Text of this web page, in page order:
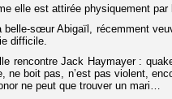
elle est attirée physiquement
sœur Abigaïl, récemment
difficile.
rencontre Jack Haymayer :
ne boit pas, n’est pas violent,
ne peut que trouver un mari…